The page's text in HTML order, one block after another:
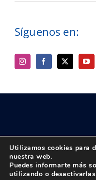
Síguenos en:
© Copyright 2018 - 2026
|Política de
Utilizamos cookies para
nuestra web.
Puedes informarte más
utilizando o